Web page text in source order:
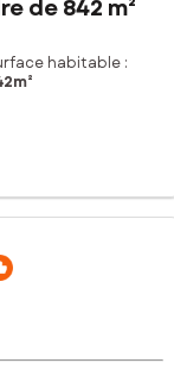
de 842 m²
habitable :